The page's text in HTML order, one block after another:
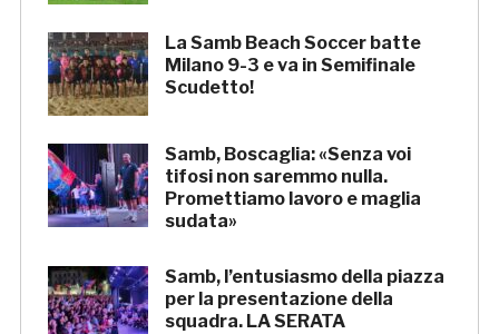
La Samb Beach Soccer batte
Milano 9-3 e va in Semifinale
Scudetto!
Samb, Boscaglia: «Senza voi
tifosi non saremmo nulla.
Promettiamo lavoro e maglia
sudata»
Samb, l’entusiasmo della piazza
per la presentazione della
squadra. LA SERATA